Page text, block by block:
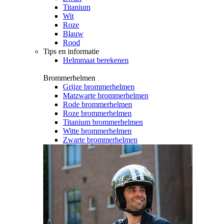
Titanium
Wit
Roze
Blauw
Rood
Tips en informatie
Helmmaat berekenen
Brommerhelmen
Grijze brommerhelmen
Matzwarte brommerhelmen
Rode brommerhelmen
Roze brommerhelmen
Titanium brommerhelmen
Witte brommerhelmen
Zwarte brommerhelmen